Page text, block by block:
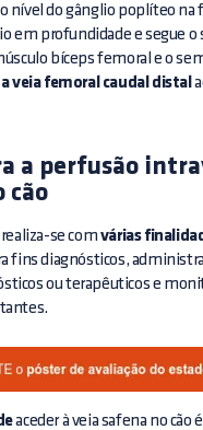
nível do gânglio poplíteo na
em profundidade e segue o
bíceps femoral e o
veia femoral caudal distal
a perfusão
cão
se com várias
fins diagnósticos,
ou terapêuticos e
aceder à veia safena no cão